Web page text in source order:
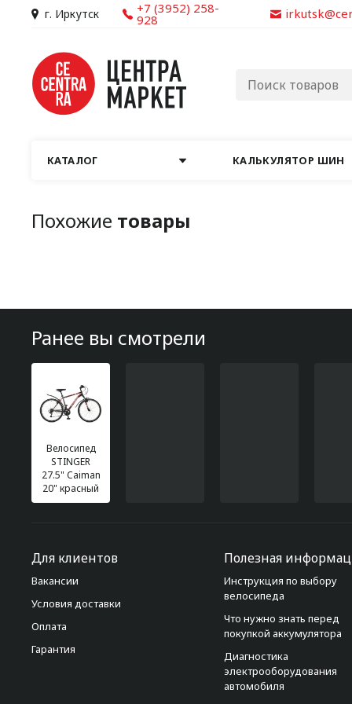
г. Иркутск +7 (3952) 258-
928
КАТАЛОГ КАЛЬКУЛЯТОР ШИН
Похожие товары
Ранее вы смотрели
Велосипед
STINGER
27.5" Caiman
20" красный
Для клиентов
Вакансии
Условия доставки
Оплата
Гарантия
Полезная
Инструкция по выбору
велосипеда
Что нужно знать перед
покупкой аккумулятора
Диагностика
электрооборудования
автомобиля